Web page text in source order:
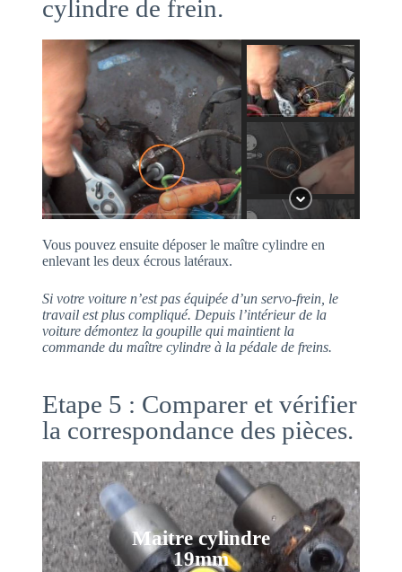
cylindre de frein.
Vous pouvez ensuite déposer le maître cylindre en
enlevant les deux écrous latéraux.
Si votre voiture n’est pas équipée d’un servo-frein, le
travail est plus compliqué. Depuis l’intérieur de la
voiture démontez la goupille qui maintient la
commande du maître cylindre à la pédale de freins.
Etape 5 : Comparer et vérifier
la correspondance des pièces.
Maitre cylindre
19mm